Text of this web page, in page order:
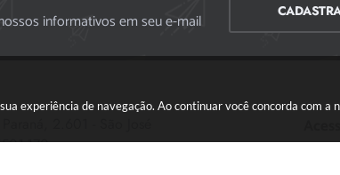
experiência de navegação. Ao continuar você concorda com a
informativos em seu e-mail
170